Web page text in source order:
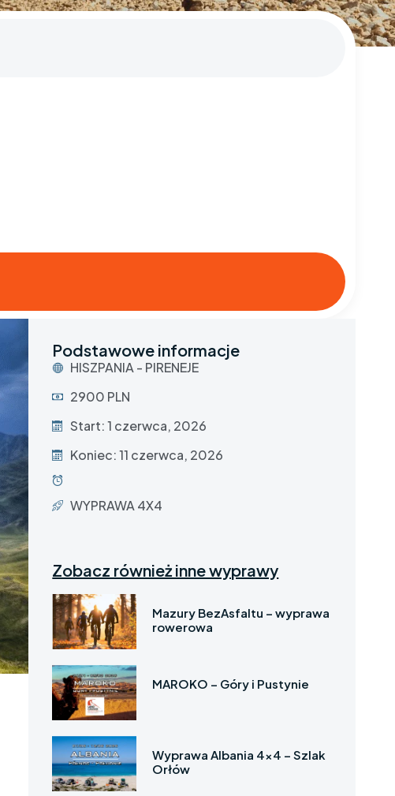
Podstawowe informacje
HISZPANIA - PIRENEJE
2900 PLN
Start: 1 czerwca, 2026
Koniec: 11 czerwca, 2026
WYPRAWA 4X4
Zobacz również inne wyprawy
Mazury BezAsfaltu – wyprawa
rowerowa
MAROKO – Góry i Pustynie
Wyprawa Albania 4×4 – Szlak
Orłów